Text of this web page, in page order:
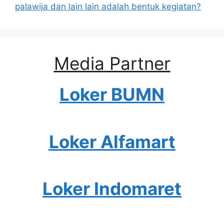
palawija dan lain lain adalah bentuk kegiatan?
Media Partner
Loker BUMN
Loker Alfamart
Loker Indomaret